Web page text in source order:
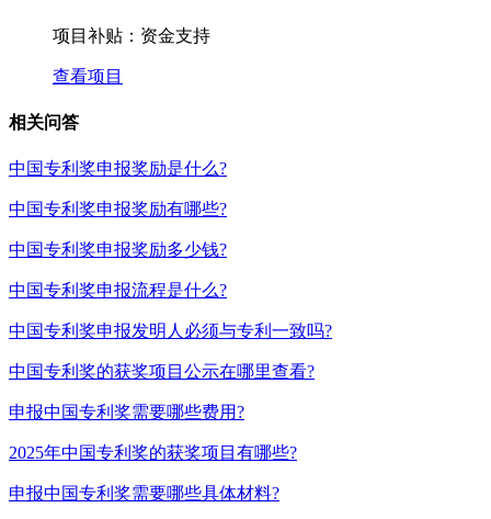
项目补贴： 资金支持
查看项目
相关问答
中国专利奖申报奖励是什么?
中国专利奖申报奖励有哪些?
中国专利奖申报奖励多少钱?
中国专利奖申报流程是什么?
中国专利奖申报发明人必须与专利一致吗?
中国专利奖的获奖项目公示在哪里查看?
申报中国专利奖需要哪些费用?
2025年中国专利奖的获奖项目有哪些?
申报中国专利奖需要哪些具体材料?